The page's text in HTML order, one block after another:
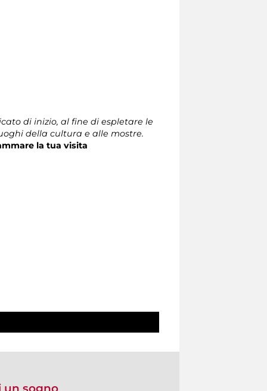
di inizio, al fine di espletare le
della cultura e alle mostre.
la tua visita
un sogno